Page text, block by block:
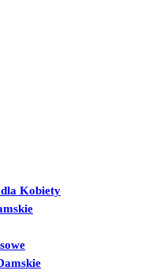
Kobiety